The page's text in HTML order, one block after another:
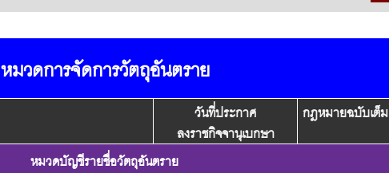
หมวดการจัดการวัตถุอันตราย
วันที่ประกาศ
ลงราชกิจจานุเบกษา
กฎหมายฉบับเต็ม
หมวดบัญชีรายชื่อวัตถุอันตราย